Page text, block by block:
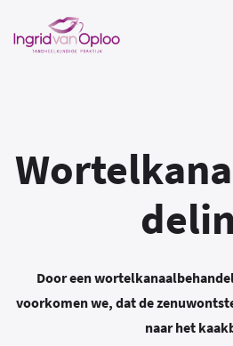
Door een
voorkomen we, dat de
naar het